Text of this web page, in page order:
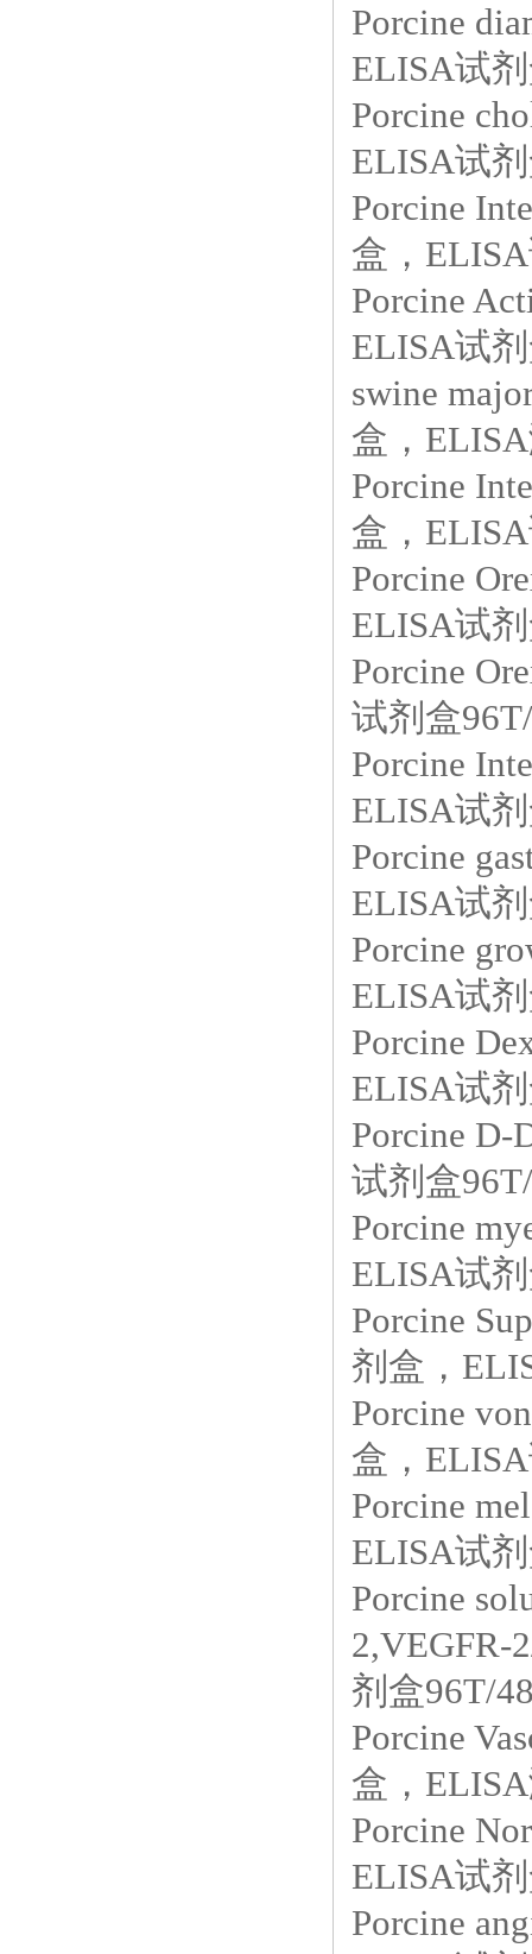
Porcine
ELISA试
Porcine
ELISA试
Porcine
盒，
Porcine
ELISA试
swine
盒，
Porcine
盒，
Porcine
ELISA试
Porcine
试剂盒
Porcine
ELISA试
Porcine
ELISA试
Porcine
ELISA试
Porcine
ELISA试
Porcine
试剂盒
Porcine
ELISA试
Porcine
剂盒，
Porcine
盒，
Porcine
ELISA试
Porcine
2,VEGFR-
剂盒96T/
Porcine
盒，
Porcine
ELISA试
Porcine